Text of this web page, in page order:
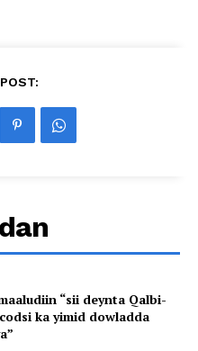
“sii deynta Qalbi-
ka yimid dowladda